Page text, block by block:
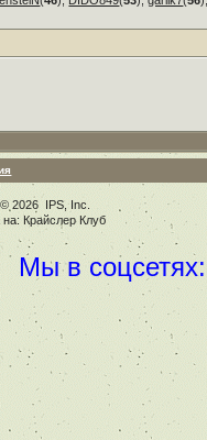
2026 IPS, Inc
на: Крайслер Клуб
Мы в соцсетях: